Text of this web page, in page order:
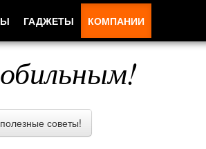
советы!
ГАДЖЕТЫ КОМПАНИИ